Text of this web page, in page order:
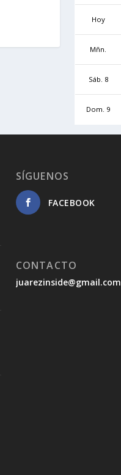
Hoy
Mñn.
Sáb. 8
Dom. 9
SÍGUENOS
FACEBOOK
CONTACTO
juarezinside@gmail.com